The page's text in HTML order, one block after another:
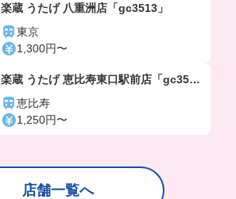
楽蔵 うたげ 八重洲店「gc3513」
東京
1,300円〜
楽蔵 うたげ 恵比寿東口駅前店「gc356
4」恵比寿
1,250円〜
店舗一覧へ